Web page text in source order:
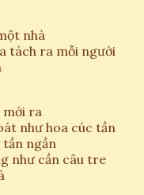
nhà
tách ra mỗi người
ra
như hoa cúc tần
ngần
như cần câu tre